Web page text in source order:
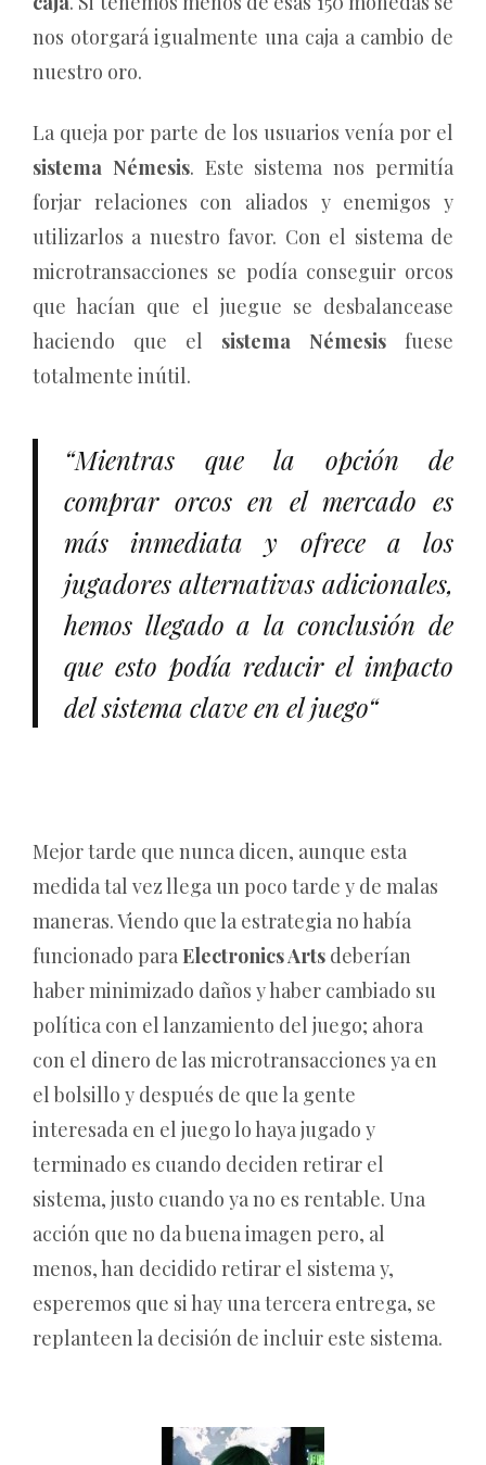
nos otorgará igualmente una caja a cambio de
nuestro oro.
La queja por parte de los usuarios venía por el
sistema Némesis. Este sistema nos permitía
forjar relaciones con aliados y enemigos y
utilizarlos a nuestro favor. Con el sistema de
microtransacciones se podía conseguir orcos
que hacían que el juegue se desbalancease
haciendo que el sistema Némesis fuese
totalmente inútil.
“Mientras que la opción de
comprar orcos en el mercado es
más inmediata y ofrece a los
jugadores alternativas adicionales,
hemos llegado a la conclusión de
que esto podía reducir el impacto
del sistema clave en el juego“
Mejor tarde que nunca dicen, aunque esta
medida tal vez llega un poco tarde y de malas
maneras. Viendo que la estrategia no había
funcionado para Electronics Arts deberían
haber minimizado daños y haber cambiado su
política con el lanzamiento del juego; ahora
con el dinero de las microtransacciones ya en
el bolsillo y después de que la gente
interesada en el juego lo haya jugado y
terminado es cuando deciden retirar el
sistema, justo cuando ya no es rentable. Una
acción que no da buena imagen pero, al
menos, han decidido retirar el sistema y,
esperemos que si hay una tercera entrega, se
replanteen la decisión de incluir este sistema.